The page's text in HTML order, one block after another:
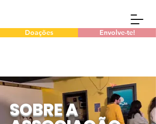
Doações Envolve-te!
SOBRE A